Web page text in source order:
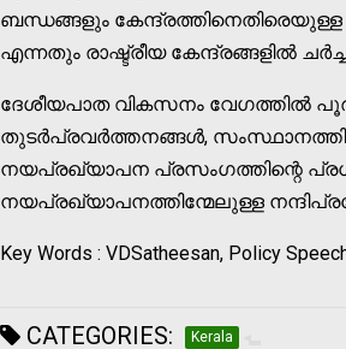
ബന്ധങ്ങളും
എന്നതും രാഷ്ട്രീയ കേന്ദ്രങ്ങളില്‍
ദേശീയപാത വികസനം വേഗത്തില്‍
തുടർപ്രവർത്തനങ്ങള്‍,
നയപ്രഖ്യാപന പ്രസംഗത്തിന്റെ
നയപ്രഖ്യാപനത്തിന്മേലുള്ള
Key Words : VDSatheesan, Policy
CATEGORIES: Kerala